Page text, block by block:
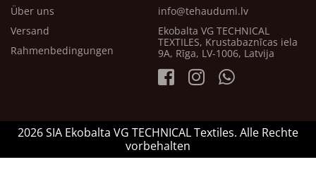
Über uns
Versand
Rahmenbedingungen
info@tehaudumi.lv
Ekobalta VG TECHNICAL
TEXTILES, Krustabaznīcas iela
9A, Rīga, LV-1006, Latvija
2026 SIA Ekobalta VG TECHNICAL Textiles. Alle Rechte
vorbehalten